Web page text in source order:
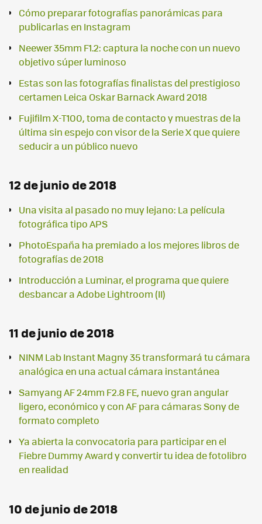
Cómo preparar fotografías panorámicas para
publicarlas en Instagram
Neewer 35mm F1.2: captura la noche con un nuevo
objetivo súper luminoso
Estas son las fotografías finalistas del prestigioso
certamen Leica Oskar Barnack Award 2018
Fujifilm X-T100, toma de contacto y muestras de la
última sin espejo con visor de la Serie X que quiere
seducir a un público nuevo
12 de junio de 2018
Una visita al pasado no muy lejano: La película
fotográfica tipo APS
PhotoEspaña ha premiado a los mejores libros de
fotografías de 2018
Introducción a Luminar, el programa que quiere
desbancar a Adobe Lightroom (II)
11 de junio de 2018
NINM Lab Instant Magny 35 transformará tu cámara
analógica en una actual cámara instantánea
Samyang AF 24mm F2.8 FE, nuevo gran angular
ligero, económico y con AF para cámaras Sony de
formato completo
Ya abierta la convocatoria para participar en el
Fiebre Dummy Award y convertir tu idea de fotolibro
en realidad
10 de junio de 2018